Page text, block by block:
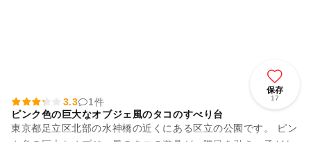
保存
17
3.3
1件
ピンク色の巨大なオブジェ風のタコのすべり台
東京都足立区北部の水神橋の近くにある区立の公園です。 ピン